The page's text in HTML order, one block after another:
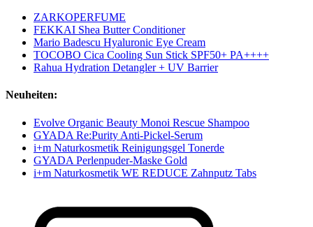
ZARKOPERFUME
FEKKAI Shea Butter Conditioner
Mario Badescu Hyaluronic Eye Cream
TOCOBO Cica Cooling Sun Stick SPF50+ PA++++
Rahua Hydration Detangler + UV Barrier
Neuheiten:
Evolve Organic Beauty Monoi Rescue Shampoo
GYADA Re:Purity Anti-Pickel-Serum
i+m Naturkosmetik Reinigungsgel Tonerde
GYADA Perlenpuder-Maske Gold
i+m Naturkosmetik WE REDUCE Zahnputz Tabs